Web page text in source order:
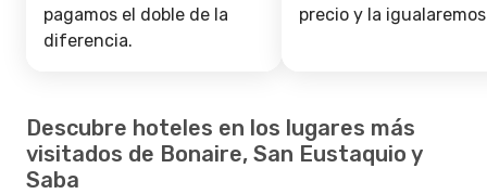
pagamos el doble de la
diferencia.
precio y la
Descubre hoteles en los lugares más
visitados de Bonaire, San Eustaquio y
Saba